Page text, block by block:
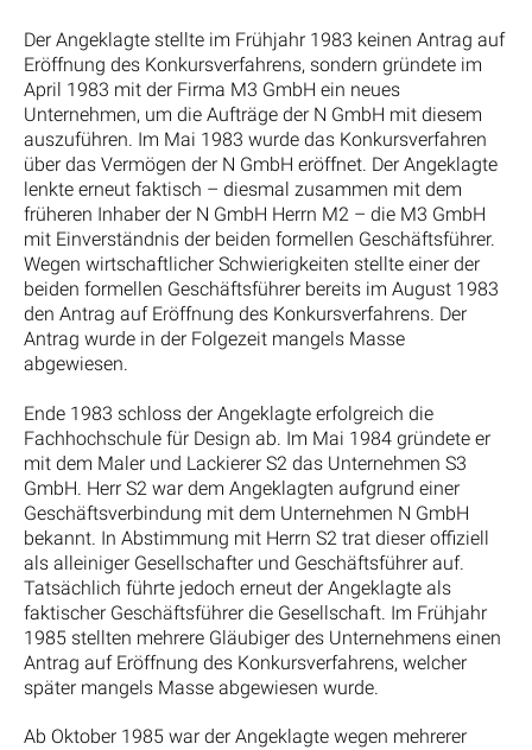
Der Angeklagte stellte im Frühjahr 1983 keinen Antrag auf
Eröffnung des Konkursverfahrens, sondern gründete im
April 1983 mit der Firma M3 GmbH ein neues
Unternehmen, um die Aufträge der N GmbH mit diesem
auszuführen. Im Mai 1983 wurde das Konkursverfahren
über das Vermögen der N GmbH eröffnet. Der Angeklagte
lenkte erneut faktisch – diesmal zusammen mit dem
früheren Inhaber der N GmbH Herrn M2 – die M3 GmbH
mit Einverständnis der beiden formellen Geschäftsführer.
Wegen wirtschaftlicher Schwierigkeiten stellte einer der
beiden formellen Geschäftsführer bereits im August 1983
den Antrag auf Eröffnung des Konkursverfahrens. Der
Antrag wurde in der Folgezeit mangels Masse
abgewiesen.
Ende 1983 schloss der Angeklagte erfolgreich die
Fachhochschule für Design ab. Im Mai 1984 gründete er
mit dem Maler und Lackierer S2 das Unternehmen S3
GmbH. Herr S2 war dem Angeklagten aufgrund einer
Geschäftsverbindung mit dem Unternehmen N GmbH
bekannt. In Abstimmung mit Herrn S2 trat dieser offiziell
als alleiniger Gesellschafter und Geschäftsführer auf.
Tatsächlich führte jedoch erneut der Angeklagte als
faktischer Geschäftsführer die Gesellschaft. Im Frühjahr
1985 stellten mehrere Gläubiger des Unternehmens einen
Antrag auf Eröffnung des Konkursverfahrens, welcher
später mangels Masse abgewiesen wurde.
Ab Oktober 1985 war der Angeklagte wegen mehrerer